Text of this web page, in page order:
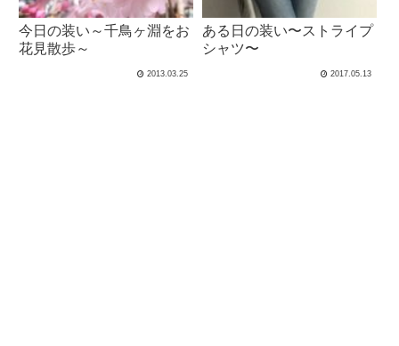
今日の装い～千鳥ヶ淵をお
花見散歩～
2013.03.25
ある日の装い〜ストライプ
シャツ〜
2017.05.13